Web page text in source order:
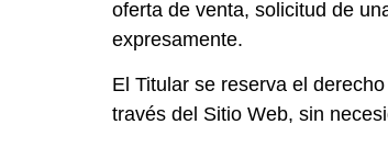
oferta de venta, solicitud de
expresamente.
El Titular se reserva el
través del Sitio Web, sin